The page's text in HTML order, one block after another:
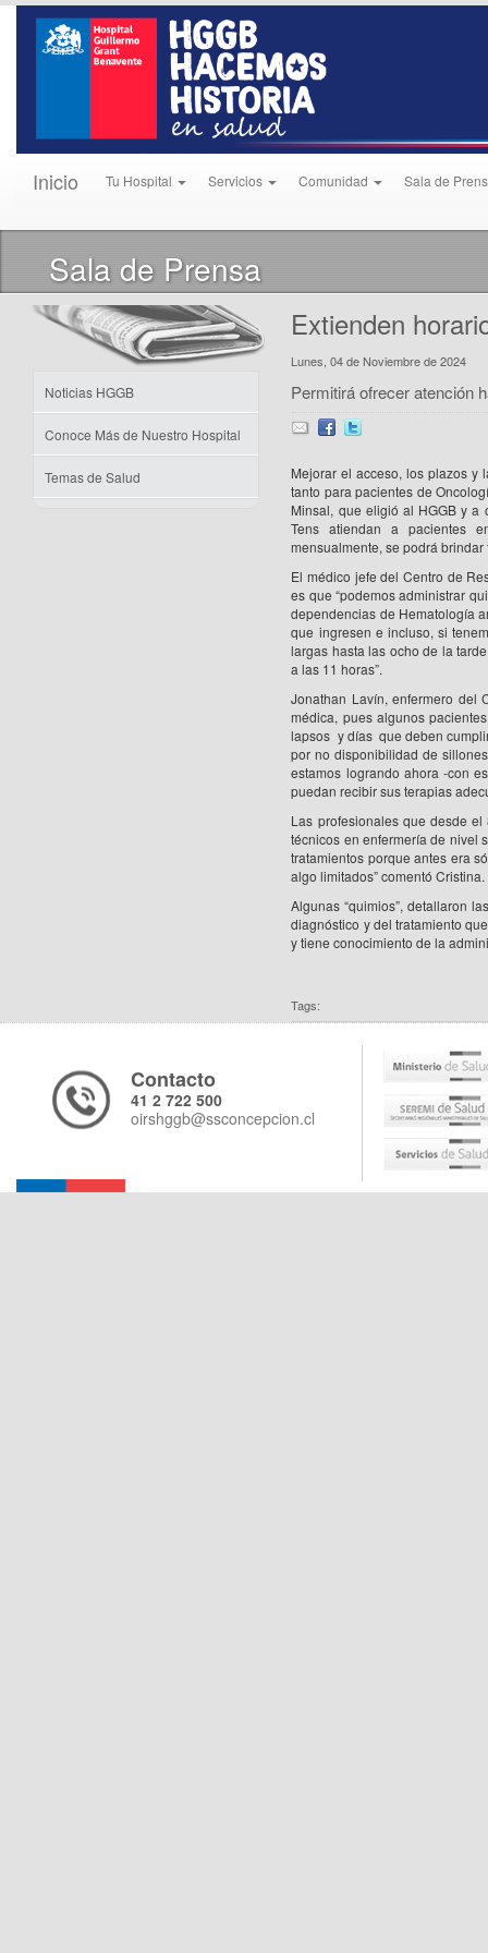
Inicio Tu Hospital Servicios Comunidad Sala de
Sala de Prensa
Noticias HGGB
Conoce Más de Nuestro Hospital
Temas de Salud
Extienden
Lunes, 04 de Noviembre de 2024
Permitirá ofrecer atención
Mejorar el acceso, los plazos y
tanto para pacientes de
Minsal, que eligió al HGGB y a
Tens atiendan a pacientes
mensualmente, se podrá
El médico jefe del Centro de
es que “podemos administrar
dependencias de Hematología
que ingresen e incluso, si
largas hasta las ocho de la
a las 11 horas”.
Jonathan Lavín, enfermero del
médica, pues algunos
lapsos y días que deben
por no disponibilidad de
estamos logrando ahora -con
puedan recibir sus terapias
Las profesionales que desde
técnicos en enfermería de nivel
tratamientos porque antes era
algo limitados” comentó
Algunas “quimios”, detallaron
diagnóstico y del tratamiento
y tiene conocimiento de la
Tags:
Contacto
41 2 722 500
oirshggb@ssconcepcion.cl